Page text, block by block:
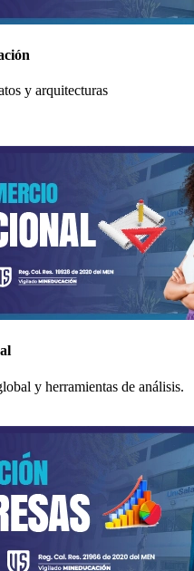
y arquitecturas
y herramientas de análisis.